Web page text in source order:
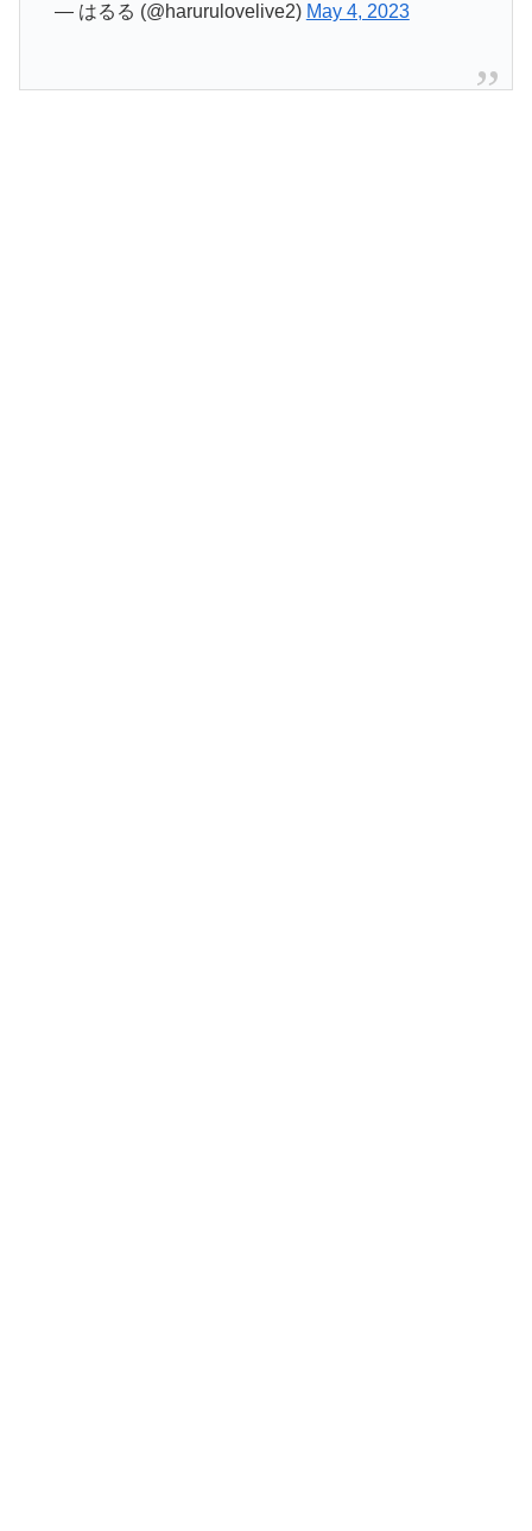
— はるる (@harurulovelive2) May 4, 2023